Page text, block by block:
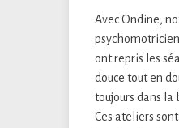
Avec Ondine,
ont repris les
douce tout en
toujours dans la
Ces ateliers sont